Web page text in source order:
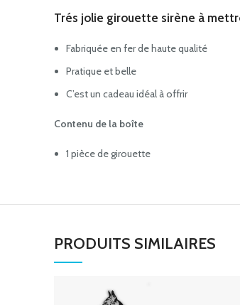
Trés jolie girouette sirène à
Fabriquée en fer de haute qualité
Pratique et belle
C’est un cadeau idéal à offrir
Contenu de la boîte
1 pièce de girouette
PRODUITS SIMILAIRES